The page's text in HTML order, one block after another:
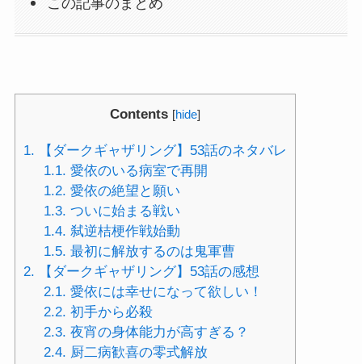
この記事のまとめ
Contents [hide]
1. 【ダークギャザリング】53話のネタバレ
1.1. 愛依のいる病室で再開
1.2. 愛依の絶望と願い
1.3. ついに始まる戦い
1.4. 弑逆桔梗作戦始動
1.5. 最初に解放するのは鬼軍曹
2. 【ダークギャザリング】53話の感想
2.1. 愛依には幸せになって欲しい！
2.2. 初手から必殺
2.3. 夜宵の身体能力が高すぎる？
2.4. 厨二病歓喜の零式解放